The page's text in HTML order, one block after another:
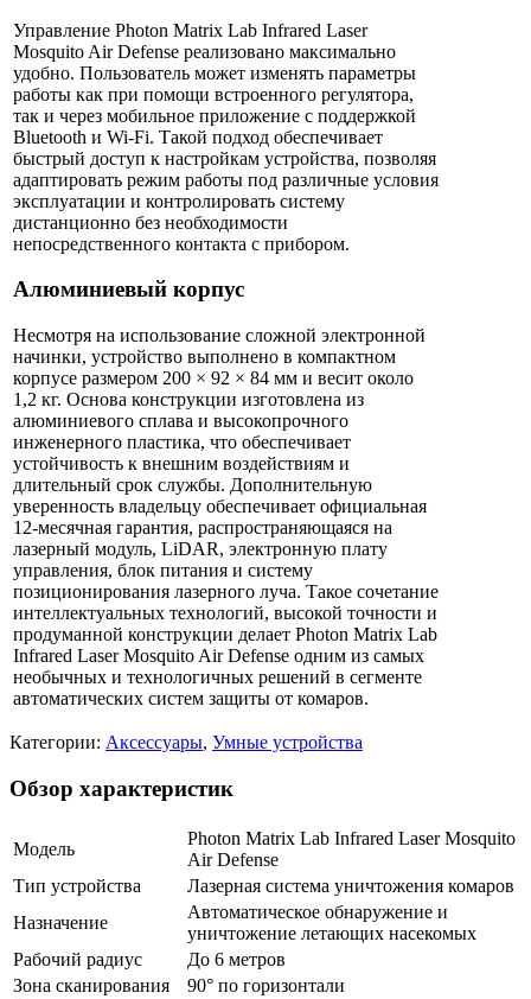
Управление Photon Matrix Lab Infrared Laser
Mosquito Air Defense реализовано максимально
удобно. Пользователь может изменять параметры
работы как при помощи встроенного регулятора,
так и через мобильное приложение с поддержкой
Bluetooth и Wi-Fi. Такой подход обеспечивает
быстрый доступ к настройкам устройства, позволяя
адаптировать режим работы под различные условия
эксплуатации и контролировать систему
дистанционно без необходимости
непосредственного контакта с прибором.
Алюминиевый корпус
Несмотря на использование сложной электронной
начинки, устройство выполнено в компактном
корпусе размером 200 × 92 × 84 мм и весит около
1,2 кг. Основа конструкции изготовлена из
алюминиевого сплава и высокопрочного
инженерного пластика, что обеспечивает
устойчивость к внешним воздействиям и
длительный срок службы. Дополнительную
уверенность владельцу обеспечивает официальная
12-месячная гарантия, распространяющаяся на
лазерный модуль, LiDAR, электронную плату
управления, блок питания и систему
позиционирования лазерного луча. Такое сочетание
интеллектуальных технологий, высокой точности и
продуманной конструкции делает Photon Matrix Lab
Infrared Laser Mosquito Air Defense одним из самых
необычных и технологичных решений в сегменте
автоматических систем защиты от комаров.
Категории: Аксессуары, Умные устройства
Обзор характеристик
Модель
Photon Matrix Lab Infrared Laser Mosquito
Air Defense
Тип устройства
Лазерная система уничтожения комаров
Назначение
Автоматическое обнаружение и
уничтожение летающих насекомых
Рабочий радиус
До 6 метров
Зона сканирования
90° по горизонтали